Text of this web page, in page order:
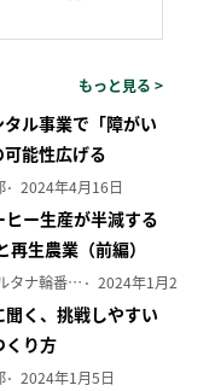
もっと見る >
ル事業で「障がい
能性広げる
2024年4月16日
ヒー生産が半減する
生農業（前編）
吉田 広子（オルタナ輪番編集長） 2024年1月29日
く、挑戦しやすい
くり方
2024年1月5日